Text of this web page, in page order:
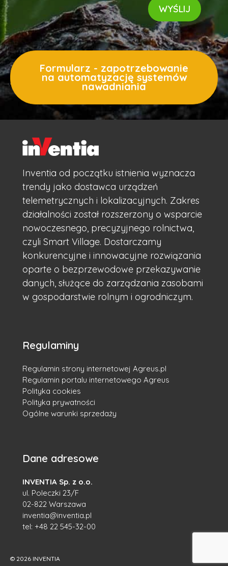
Formularz - zapotrzebowanie
na automatyzację systemów
nawadniania
Inventia od początku istnienia wyznacza
trendy jako dostawca urządzeń
telemetrycznych i lokalizacyjnych. Zakres
działalności został rozszerzony o wsparcie
nowoczesnego, precyzyjnego rolnictwa,
czyli Smart Village. Dostarczamy
konkurencyjne i innowacyjne rozwiązania
oparte o bezprzewodowe przekazywanie
danych, służące do zarządzania zasobami
w gospodarstwie rolnym i ogrodniczym.
Regulaminy
Regulamin strony internetowej Agreus.pl
Regulamin portalu internetowego Agreus
Polityka cookies
Polityka prywatności
Ogólne warunki sprzedaży
Dane adresowe
INVENTIA Sp. z o.o.
ul. Poleczki 23/F
02-822 Warszawa
inventia@inventia.pl
tel: +48 22 545-32-00
© 2026 INVENTIA